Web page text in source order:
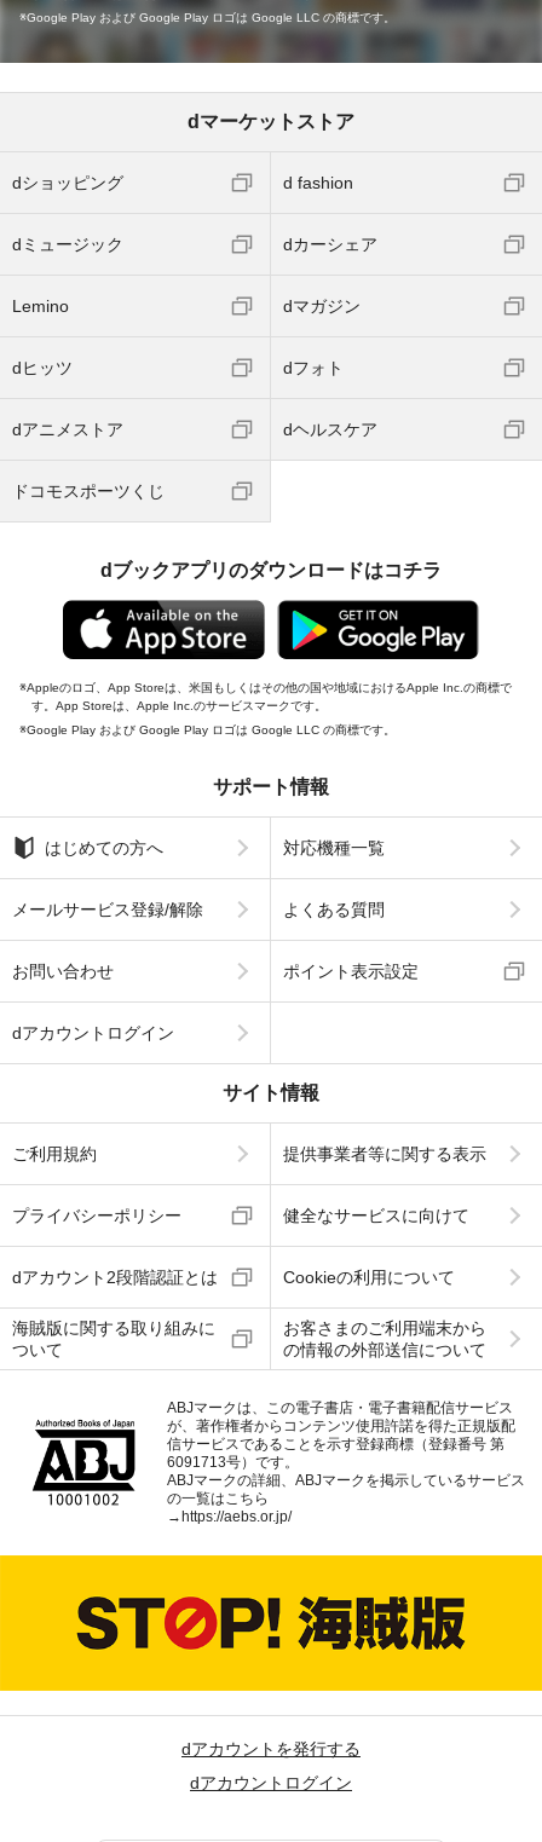
Google Play および Google Play ロゴは Google LLC の商標です。
dマーケットストア
dショッピング d fashion
dミュージック dカーシェア
Lemino dマガジン
dヒッツ dフォト
dアニメストア dヘルスケア
ドコモスポーツくじ
dブックアプリのダウンロードはコチラ
Appleのロゴ、App Storeは、米国もしくはその他の国や地域におけるApple Inc.の商標で
す。App Storeは、Apple Inc.のサービスマークです。
Google Play および Google Play ロゴは Google LLC の商標です。
サポート情報
はじめての方へ 対応機種一覧
メールサービス登録/解除 よくある質問
お問い合わせ ポイント表示設定
dアカウントログイン
サイト情報
ご利用規約 提供事業者等に関する表示
プライバシーポリシー 健全なサービスに向けて
dアカウント2段階認証とは Cookieの利用について
海賊版に関する取り組みに
ついて
お客さまのご利用端末から
の情報の外部送信について
ABJマークは、この電子書店・電子書籍配信サービス
が、著作権者からコンテンツ使用許諾を得た正規版配
信サービスであることを示す登録商標（登録番号 第
6091713号）です。
ABJマークの詳細、ABJマークを掲示しているサービス
の一覧はこちら
→ https://aebs.or.jp/
dアカウントを発行する
dアカウントログイン